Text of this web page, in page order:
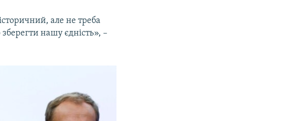
але не треба
нашу єдність», –